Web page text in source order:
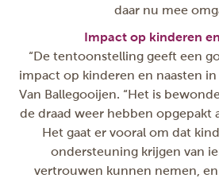
daar nu mee
Impact op kinderen
“De tentoonstelling geeft een
impact op kinderen en naasten in
Van Ballegooijen. “Het is
de draad weer hebben opgepakt
Het gaat er vooral om dat
ondersteuning krijgen van
vertrouwen kunnen nemen,